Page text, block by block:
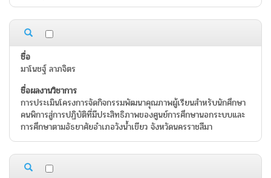
มาโนชฐ์ ลาภจิตร
การประเมินโครงการจัดกิจกรรมพัฒนาคุณภาพผู้เรียนสำหรับนักศึกษา
คนพิการสู่การปฏิบัติที่มีประสิทธิภาพของศูนย์การศึกษานอกระบบและ
การศึกษาตามอัธยาศัยอำเภอวังน้ำเขียว จังหวัดนครราชสีมา